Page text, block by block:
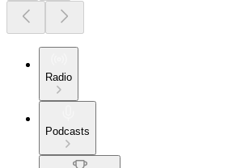
Radio
Podcasts